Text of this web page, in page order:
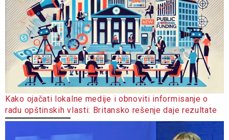
Kako ojačati lokalne medije i obnoviti informisanje o
radu opštinskih vlasti: Britansko rešenje daje rezultate